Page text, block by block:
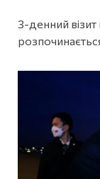
3-денний